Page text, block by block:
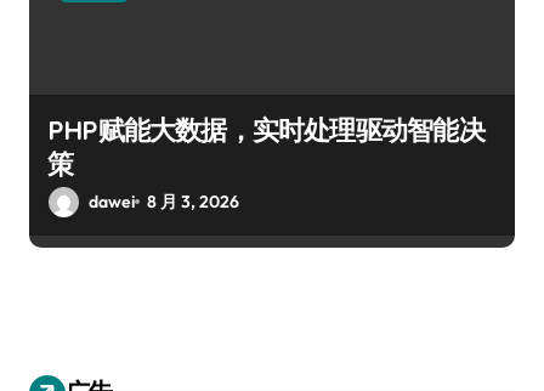
PHP赋能大数据，实时处理驱动智能决
策
dawei 8 月 3, 2026